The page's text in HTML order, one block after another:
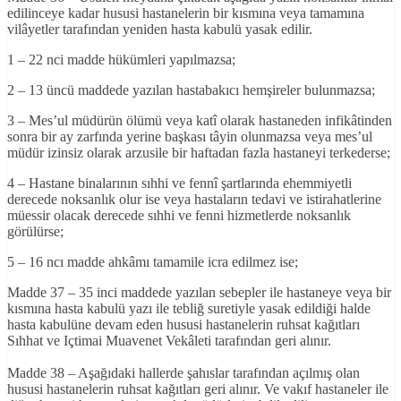
edilinceye kadar hususi hastanelerin bir kısmına veya tamamına
vilâyetler tarafından yeniden hasta kabulü yasak edilir.
1 – 22 nci madde hükümleri yapılmazsa;
2 – 13 üncü maddede yazılan hastabakıcı hemşireler bulunmazsa;
3 – Mes’ul müdürün ölümü veya katî olarak hastaneden infikâtinden
sonra bir ay zarfında yerine başkası tâyin olunmazsa veya mes’ul
müdür izinsiz olarak arzusile bir haftadan fazla hastaneyi terkederse;
4 – Hastane binalarının sıhhi ve fennî şartlarında ehemmiyetli
derecede noksanlık olur ise veya hastaların tedavi ve istirahatlerine
müessir olacak derecede sıhhi ve fenni hizmetlerde noksanlık
görülürse;
5 – 16 ncı madde ahkâmı tamamile icra edilmez ise;
Madde 37 – 35 inci maddede yazılan sebepler ile hastaneye veya bir
kısmına hasta kabulü yazı ile tebliğ suretiyle yasak edildiği halde
hasta kabulüne devam eden hususi hastanelerin ruhsat kağıtları
Sıhhat ve Içtimai Muavenet Vekâleti tarafından geri alınır.
Madde 38 – Aşağıdaki hallerde şahıslar tarafından açılmış olan
hususi hastanelerin ruhsat kağıtları geri alınır. Ve vakıf hastaneler ile